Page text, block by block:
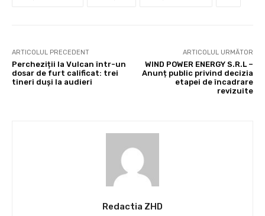
ARTICOLUL PRECEDENT
Percheziții la Vulcan într-un
dosar de furt calificat: trei
tineri duși la audieri
ARTICOLUL URMĂTOR
WIND POWER ENERGY S.R.L –
Anunț public privind decizia
etapei de încadrare
revizuite
Redactia ZHD